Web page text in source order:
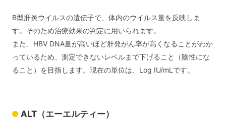
B型肝炎ウイルスの遺伝子で、体内のウイルス量を反映しま
す。そのため治療効果の判定に用いられます。
また、HBV DNA量が高いほど肝発がん率が高くなることがわか
っているため、測定できないレベルまで下げること（陰性にな
ること）を目指します。現在の単位は、Log IU/mLです。
ALT（エーエルティー）